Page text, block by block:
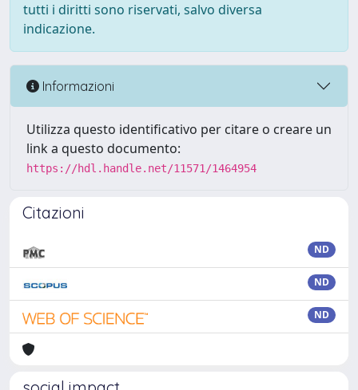
tutti i diritti sono riservati, salvo diversa
indicazione.
Informazioni
Utilizza questo identificativo per citare o creare un
link a questo documento:
https://hdl.handle.net/11571/1464954
Citazioni
ND
ND
ND